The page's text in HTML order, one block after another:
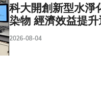
科大開創新型水淨
染物 經濟效益提
2026-08-04